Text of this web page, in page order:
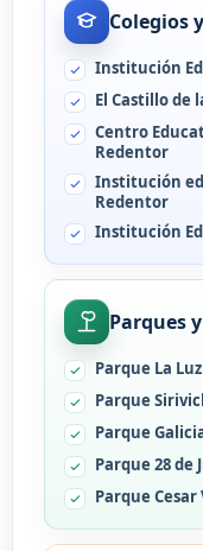
Colegios
Institución
El Castillo de
Centro
Redentor
Institución
Redentor
Institución
Parques
Parque La Luz
Parque
Parque
Parque 28 de
Parque Cesar